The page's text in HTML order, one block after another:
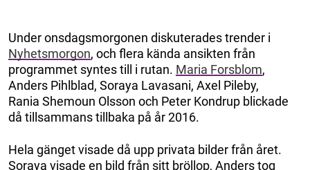
Under onsdagsmorgonen diskuterades trender i
Nyhetsmorgon, och flera kända ansikten från
programmet syntes till i rutan. Maria Forsblom,
Anders Pihlblad, Soraya Lavasani, Axel Pileby,
Rania Shemoun Olsson och Peter Kondrup blickade
då tillsammans tillbaka på år 2016.
Hela gänget visade då upp privata bilder från året.
Soraya visade en bild från sitt bröllop, Anders tog